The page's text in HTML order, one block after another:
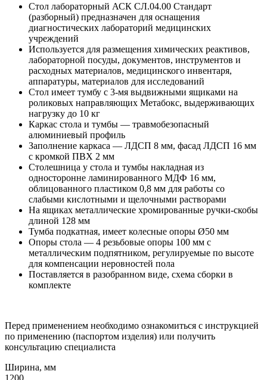
Стол лабораторный АСК СЛ.04.00 Стандарт
(разборный) предназначен для оснащения
диагностических лабораторий медицинских
учреждений
Используется для размещения химических реактивов,
лабораторной посуды, документов, инструментов и
расходных материалов, медицинского инвентаря,
аппаратуры, материалов для исследований
Стол имеет тумбу с 3-мя выдвижными ящиками на
роликовых направляющих Метабокс, выдерживающих
нагрузку до 10 кг
Каркас стола и тумбы — травмобезопасный
алюминиевый профиль
Заполнение каркаса — ЛДСП 8 мм, фасад ЛДСП 16 мм
с кромкой ПВХ 2 мм
Столешница у стола и тумбы накладная из
односторонне ламинированного МДФ 16 мм,
облицованного пластиком 0,8 мм для работы со
слабыми кислотными и щелочными растворами
На ящиках металлические хромированные ручки-скобы
длиной 128 мм
Тумба подкатная, имеет колесные опоры Ø50 мм
Опоры стола — 4 резьбовые опоры 100 мм с
металлическим подпятником, регулируемые по высоте
для компенсации неровностей пола
Поставляется в разобранном виде, схема сборки в
комплекте
Перед применением необходимо ознакомиться с инструкцией
по применению (паспортом изделия) или получить
консультацию специалиста
Ширина, мм
1200